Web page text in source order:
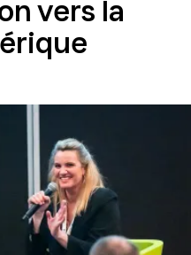
vers la